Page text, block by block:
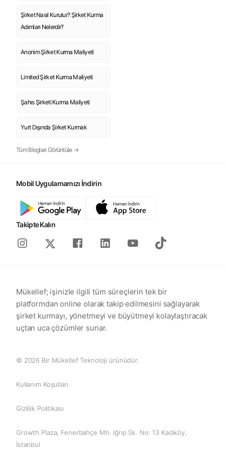
Şirket Nasıl Kurulur? Şirket Kurma
Adımları Nelerdir?
Anonim Şirket Kurma Maliyeti
Limited Şirket Kurma Maliyeti
Şahıs Şirketi Kurma Maliyeti
Yurt Dışında Şirket Kurmak
Tüm Blogları Görüntüle →
Mobil Uygulamamızı İndirin
Takipte Kalın
Instagram
X FacebookLinkedinYoutubeTiktok
Mükellef; işinizle ilgili tüm süreçlerin tek bir
platformdan online olarak takip edilmesini sağlayarak
şirket kurmayı, yönetmeyi ve büyütmeyi kolaylaştıracak
uçtan uca çözümler sunar.
© 2026 Bir Mükellef Teknoloji ürünüdür.
Kullanım Koşulları
Gizlilik Politikası
Growth Plaza, Fenerbahçe Mh. Iğrıp Sk. No: 13 Kadıköy,
İstanbul